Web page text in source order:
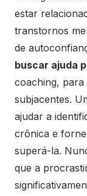
estar
transtornos
de
buscar ajuda
coaching, para
subjacentes.
ajudar a
crônica e
superá-la.
que a